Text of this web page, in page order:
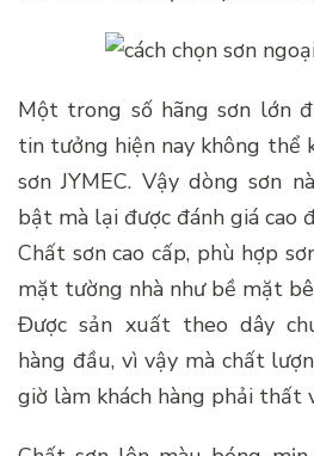
Một trong số hãng sơn lớn
tin tưởng hiện nay không thể
sơn JYMEC. Vậy dòng sơn
bật mà lại được đánh giá cao
Chất sơn cao cấp, phù hợp
mặt tường nhà như bề mặt
Được sản xuất theo dây
hàng đầu, vì vậy mà chất
giờ làm khách hàng phải thất